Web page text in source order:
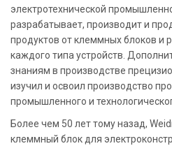
электротехнической
разрабатывает, производит и
продуктов от клеммных блоков и
каждого типа устройств.
знаниям в производстве
изучил и освоил производство
промышленного и
Более чем 50 лет тому назад,
клеммный блок для